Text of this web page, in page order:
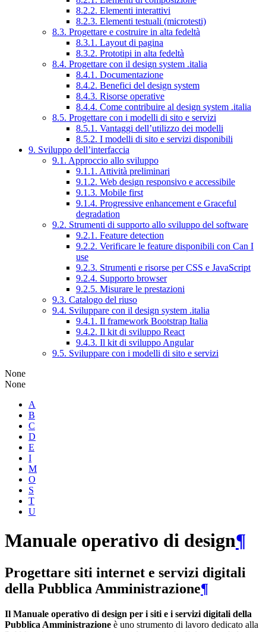
8.2.2. Elementi interattivi
8.2.3. Elementi testuali (microtesti)
8.3. Progettare e costruire in alta fedeltà
8.3.1. Layout di pagina
8.3.2. Prototipi in alta fedeltà
8.4. Progettare con il design system .italia
8.4.1. Documentazione
8.4.2. Benefici del design system
8.4.3. Risorse operative
8.4.4. Come contribuire al design system .italia
8.5. Progettare con i modelli di sito e servizi
8.5.1. Vantaggi dell’utilizzo dei modelli
8.5.2. I modelli di sito e servizi disponibili
9. Sviluppo dell’interfaccia
9.1. Approccio allo sviluppo
9.1.1. Attività preliminari
9.1.2. Web design responsivo e accessibile
9.1.3. Mobile first
9.1.4. Progressive enhancement e Graceful
degradation
9.2. Strumenti di supporto allo sviluppo del software
9.2.1. Feature detection
9.2.2. Verificare le feature disponibili con Can I
use
9.2.3. Strumenti e risorse per CSS e JavaScript
9.2.4. Supporto browser
9.2.5. Misurare le prestazioni
9.3. Catalogo del riuso
9.4. Sviluppare con il design system .italia
9.4.1. Il framework Bootstrap Italia
9.4.2. Il kit di sviluppo React
9.4.3. Il kit di sviluppo Angular
9.5. Sviluppare con i modelli di sito e servizi
None
None
A
B
C
D
E
I
M
O
S
T
U
Manuale operativo di design¶
Progettare siti internet e servizi digitali
della Pubblica Amministrazione¶
Il Manuale operativo di design per i siti e i servizi digitali della
Pubblica Amministrazione è uno strumento di lavoro dedicato alla